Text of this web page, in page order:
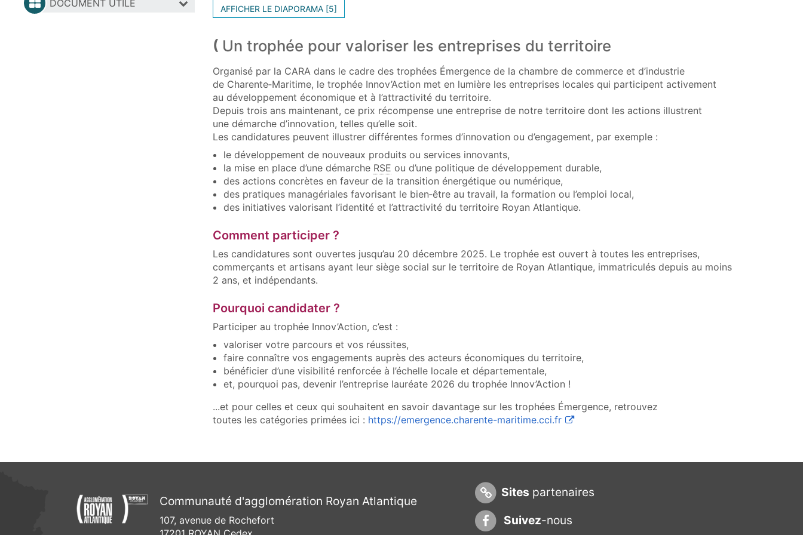
AFFICHER LE DIAPORAMA [5]
Un trophée pour valoriser les entreprises du territoire
Organisé par la CARA dans le cadre des trophées Émergence de la chambre de commerce et d’industrie
de Charente‑Maritime, le trophée Innov’Action met en lumière les entreprises locales qui participent activement
au développement économique et à l’attractivité du territoire.
Depuis trois ans maintenant, ce prix récompense une entreprise de notre territoire dont les actions illustrent
une démarche d’innovation, telles qu’elle soit.
Les candidatures peuvent illustrer différentes formes d’innovation ou d’engagement, par exemple :
le développement de nouveaux produits ou services innovants,
la mise en place d’une démarche RSE ou d’une politique de développement durable,
des actions concrètes en faveur de la transition énergétique ou numérique,
des pratiques managériales favorisant le bien‑être au travail, la formation ou l’emploi local,
des initiatives valorisant l’identité et l’attractivité du territoire Royan Atlantique.
Comment participer ?
Les candidatures sont ouvertes jusqu’au 20 décembre 2025. Le trophée est ouvert à toutes les entreprises,
commerçants et artisans ayant leur siège social sur le territoire de Royan Atlantique, immatriculés depuis au moins
2 ans, et indépendants.
Pourquoi candidater ?
Participer au trophée Innov’Action, c’est :
valoriser votre parcours et vos réussites,
faire connaître vos engagements auprès des acteurs économiques du territoire,
bénéficier d’une visibilité renforcée à l’échelle locale et départementale,
et, pourquoi pas, devenir l’entreprise lauréate 2026 du trophée Innov’Action !
...et pour celles et ceux qui souhaitent en savoir davantage sur les trophées Émergence, retrouvez
toutes les catégories primées ici : https://emergence.charente-maritime.cci.fr(ouvre une nouvelle fenêtre)
DOCUMENT UTILE
Communauté d'agglomération Royan Atlantique
107, avenue de Rochefort
Sites partenaires
Suivez-nous